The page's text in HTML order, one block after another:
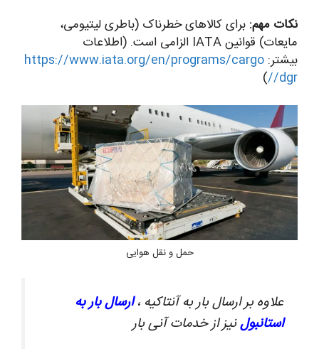
نکات مهم: برای کالاهای خطرناک (باطری لیتیومی،
مایعات) قوانین IATA الزامی است. (اطلاعات
بیشتر: https://www.iata.org/en/programs/cargo
/dgr/
)
حمل و نقل هوایی
علاوه بر ارسال بار به آنتاکیه ،ارسال بار به
استانبولنیز از خدمات آنی بار